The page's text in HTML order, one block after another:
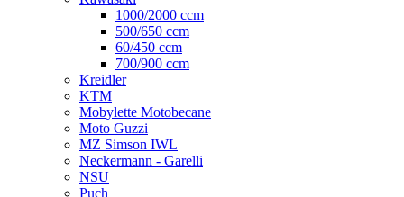
1000/2000 ccm
500/650 ccm
60/450 ccm
700/900 ccm
Kreidler
KTM
Mobylette Motobecane
Moto Guzzi
MZ Simson IWL
Neckermann - Garelli
NSU
Puch